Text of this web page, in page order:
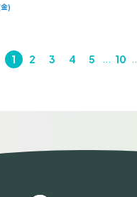
)
1 2 3 4 5 10